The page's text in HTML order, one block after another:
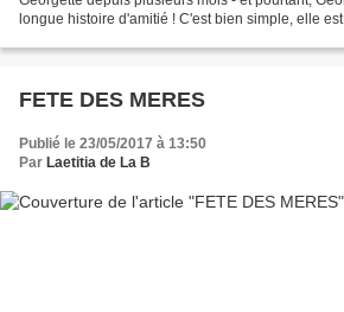
longue histoire d'amitié ! C'est bien simple, elle
FETE DES MERES
Publié le 23/05/2017 à 13:50
Par Laetitia de La B